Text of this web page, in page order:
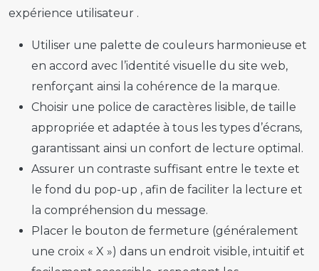
expérience utilisateur .
Utiliser une palette de couleurs harmonieuse et
en accord avec l’identité visuelle du site web,
renforçant ainsi la cohérence de la marque.
Choisir une police de caractères lisible, de taille
appropriée et adaptée à tous les types d’écrans,
garantissant ainsi un confort de lecture optimal.
Assurer un contraste suffisant entre le texte et
le fond du pop-up , afin de faciliter la lecture et
la compréhension du message.
Placer le bouton de fermeture (généralement
une croix « X ») dans un endroit visible, intuitif et